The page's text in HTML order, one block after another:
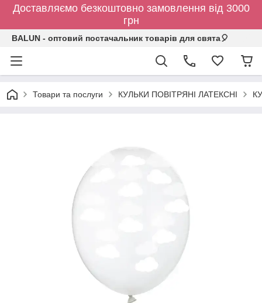
Доставляємо безкоштовно замовлення від 3000
грн
BALUN - оптовий постачальник товарів для свята🎈
Товари та послуги КУЛЬКИ ПОВІТРЯНІ ЛАТЕКСНІ